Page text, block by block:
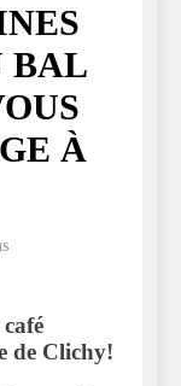
BAL
À
de Clichy!